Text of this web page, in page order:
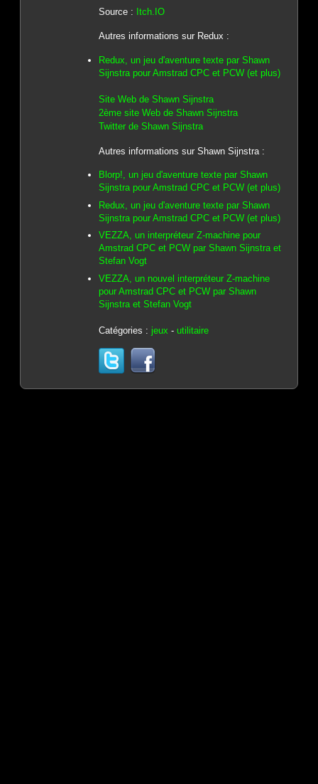
Source : Itch.IO
Autres informations sur Redux :
Redux, un jeu d'aventure texte par Shawn
Sijnstra pour Amstrad CPC et PCW (et plus)
Site Web de Shawn Sijnstra
2ème site Web de Shawn Sijnstra
Twitter de Shawn Sijnstra
Autres informations sur Shawn Sijnstra :
Blorp!, un jeu d'aventure texte par Shawn
Sijnstra pour Amstrad CPC et PCW (et plus)
Redux, un jeu d'aventure texte par Shawn
Sijnstra pour Amstrad CPC et PCW (et plus)
VEZZA, un interpréteur Z-machine pour
Amstrad CPC et PCW par Shawn Sijnstra et
Stefan Vogt
VEZZA, un nouvel interpréteur Z-machine
pour Amstrad CPC et PCW par Shawn
Sijnstra et Stefan Vogt
Catégories : jeux - utilitaire